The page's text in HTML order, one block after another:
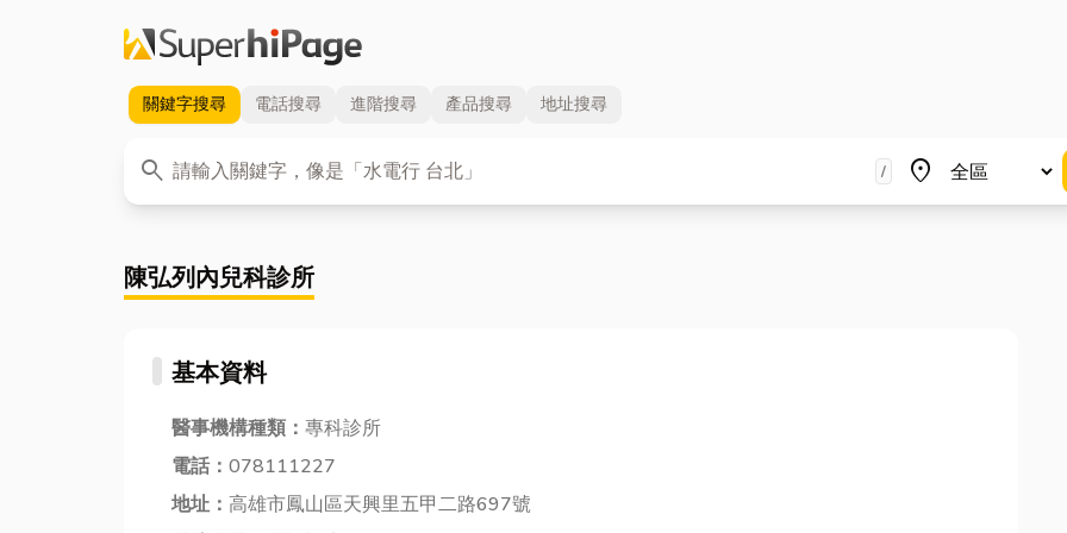
關鍵字搜尋 電話搜尋 進階搜尋 產品搜尋 地址搜尋
search
關鍵字 / place
地區
陳弘列內兒科診所
基本資料
醫事機構種類： 專科診所
電話： 078111227
地址： 高雄市鳳山區天興里五甲二路697號